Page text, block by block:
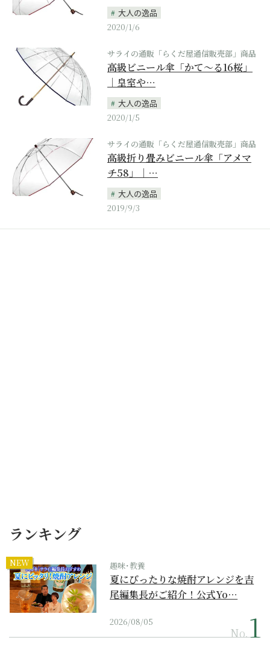
大人の逸品
2020/1/6
サライの通販「らくだ屋通信販売部」商品
高級ビニール傘「かて～る16桜」
｜皇室や…
大人の逸品
2020/1/5
サライの通販「らくだ屋通信販売部」商品
高級折り畳みビニール傘「アメマ
チ58」｜…
大人の逸品
2019/9/3
ランキング
NEW 趣味･教養
夏にぴったりな焼酎アレンジを吉
尾編集長がご紹介！公式Yo…
2026/08/05
No.